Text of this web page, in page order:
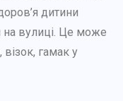
дитини
на вулиці. Це може
візок, гамак у